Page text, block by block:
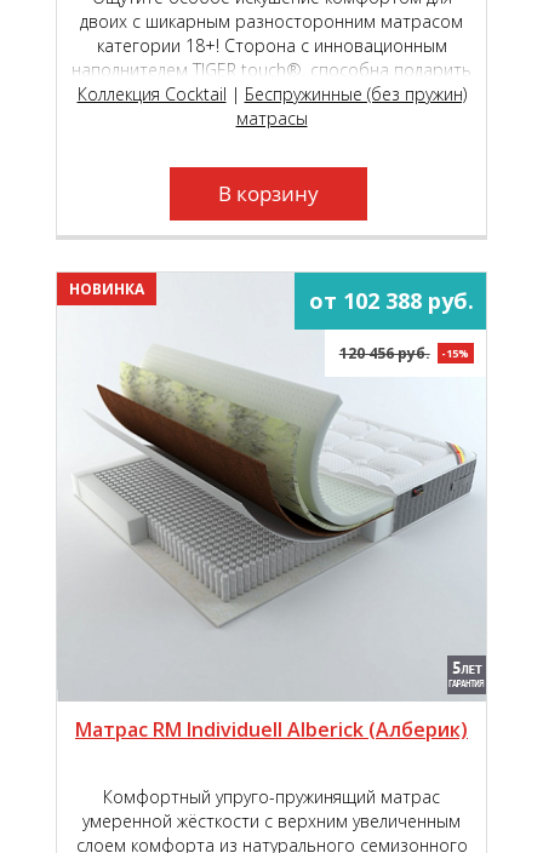
двоих с шикарным разносторонним матрасом
категории 18+! Сторона с инновационным
наполнителем TIGER touch®, способна подарить
чувство исключительной комфортности,
обеспечивая вашу пару непревзойдённым
Коллекция Cocktail | Беспружинные (без пружин)
матрасы
В корзину
НОВИНКА от 102 388 руб.
120 456 руб. -15%
Матрас RM Individuell Alberick (Aлберик)
Комфортный упруго-пружинящий матрас
умеренной жёсткости с верхним увеличенным
слоем комфорта из натурального семизонного